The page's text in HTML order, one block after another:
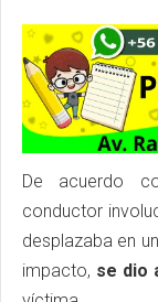
De acuerdo
conductor
desplazaba en un
impacto, se dio